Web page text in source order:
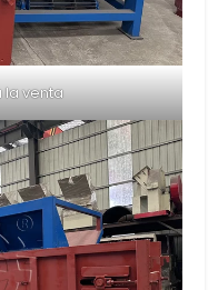
la venta